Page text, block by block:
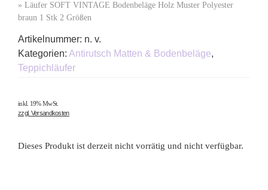
» Läufer SOFT VINTAGE Bodenbeläge Holz Muster Polyester
braun 1 Stk 2 Größen
Artikelnummer: n. v.
Kategorien: Antirutsch Matten & Bodenbeläge,
Teppichläufer
inkl. 19% MwSt.
zzgl. Versandkosten
Dieses Produkt ist derzeit nicht vorrätig und nicht verfügbar.